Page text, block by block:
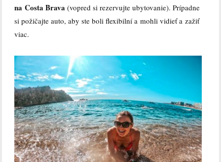
na Costa Brava (vopred si rezervujte ubytovanie). Prípadne
si požičajte auto, aby ste boli flexibilní a mohli vidieť a zažiť
viac.